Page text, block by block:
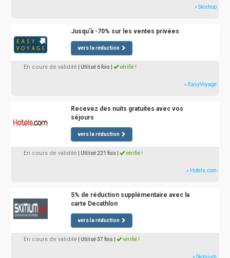
» Skishop
Jusqu'à -70% sur les ventes privées
vers la réduction
En cours de validité | Utilisé 6 fois vérifié !
» EasyVoyage
Recevez des nuits gratuites avec vos
séjours
vers la réduction
En cours de validité | Utilisé 221 fois vérifié !
» Hotels.com
5% de réduction supplémentaire avec la
carte Decathlon
vers la réduction
En cours de validité | Utilisé 37 fois vérifié !
» Skimium